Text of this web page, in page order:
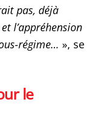
pas, déjà
l’appréhension
régime… », se
le